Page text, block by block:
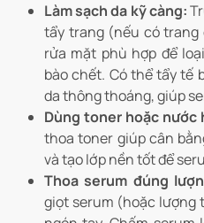
Làm sạch da kỹ càng:
tẩy trang (nếu có trang
rửa mặt phù hợp để
bào chết. Có thể tẩy tế
da thông thoáng, giúp
Dùng toner hoặc nước
thoa toner giúp cân
và tạo lớp nền tốt để
Thoa serum đúng
giọt serum (hoặc lượng